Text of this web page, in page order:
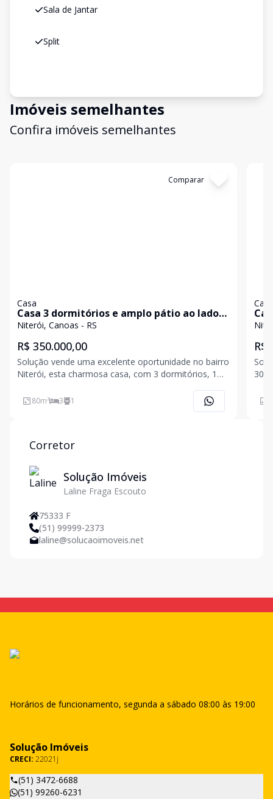
Sala de Jantar
Split
Imóveis semelhantes
Confira imóveis semelhantes
Comparar
Casa
Casa 3 dormitórios e amplo pátio ao lado
de Porto Alegre
Niterói, Canoas - RS
R$ 350.000,00
Solução vende uma excelente oportunidade no bairro
Niterói, esta charmosa casa, com 3 dormitórios, 1
É ideal para quem busca o aconchego de uma casa
na cidade com um baita pátio. O terreno é plano, f
80m² 3 1
Casa
R$
Corretor
Solução Imóveis
Laline Fraga Escouto
75333 F
(51) 99999-2373
laline@solucaoimoveis.net
Horários de funcionamento, segunda a sábado 08:00 às 19:00
Solução Imóveis
CRECI: 22021j
(51) 3472-6688
(51) 99260-6231